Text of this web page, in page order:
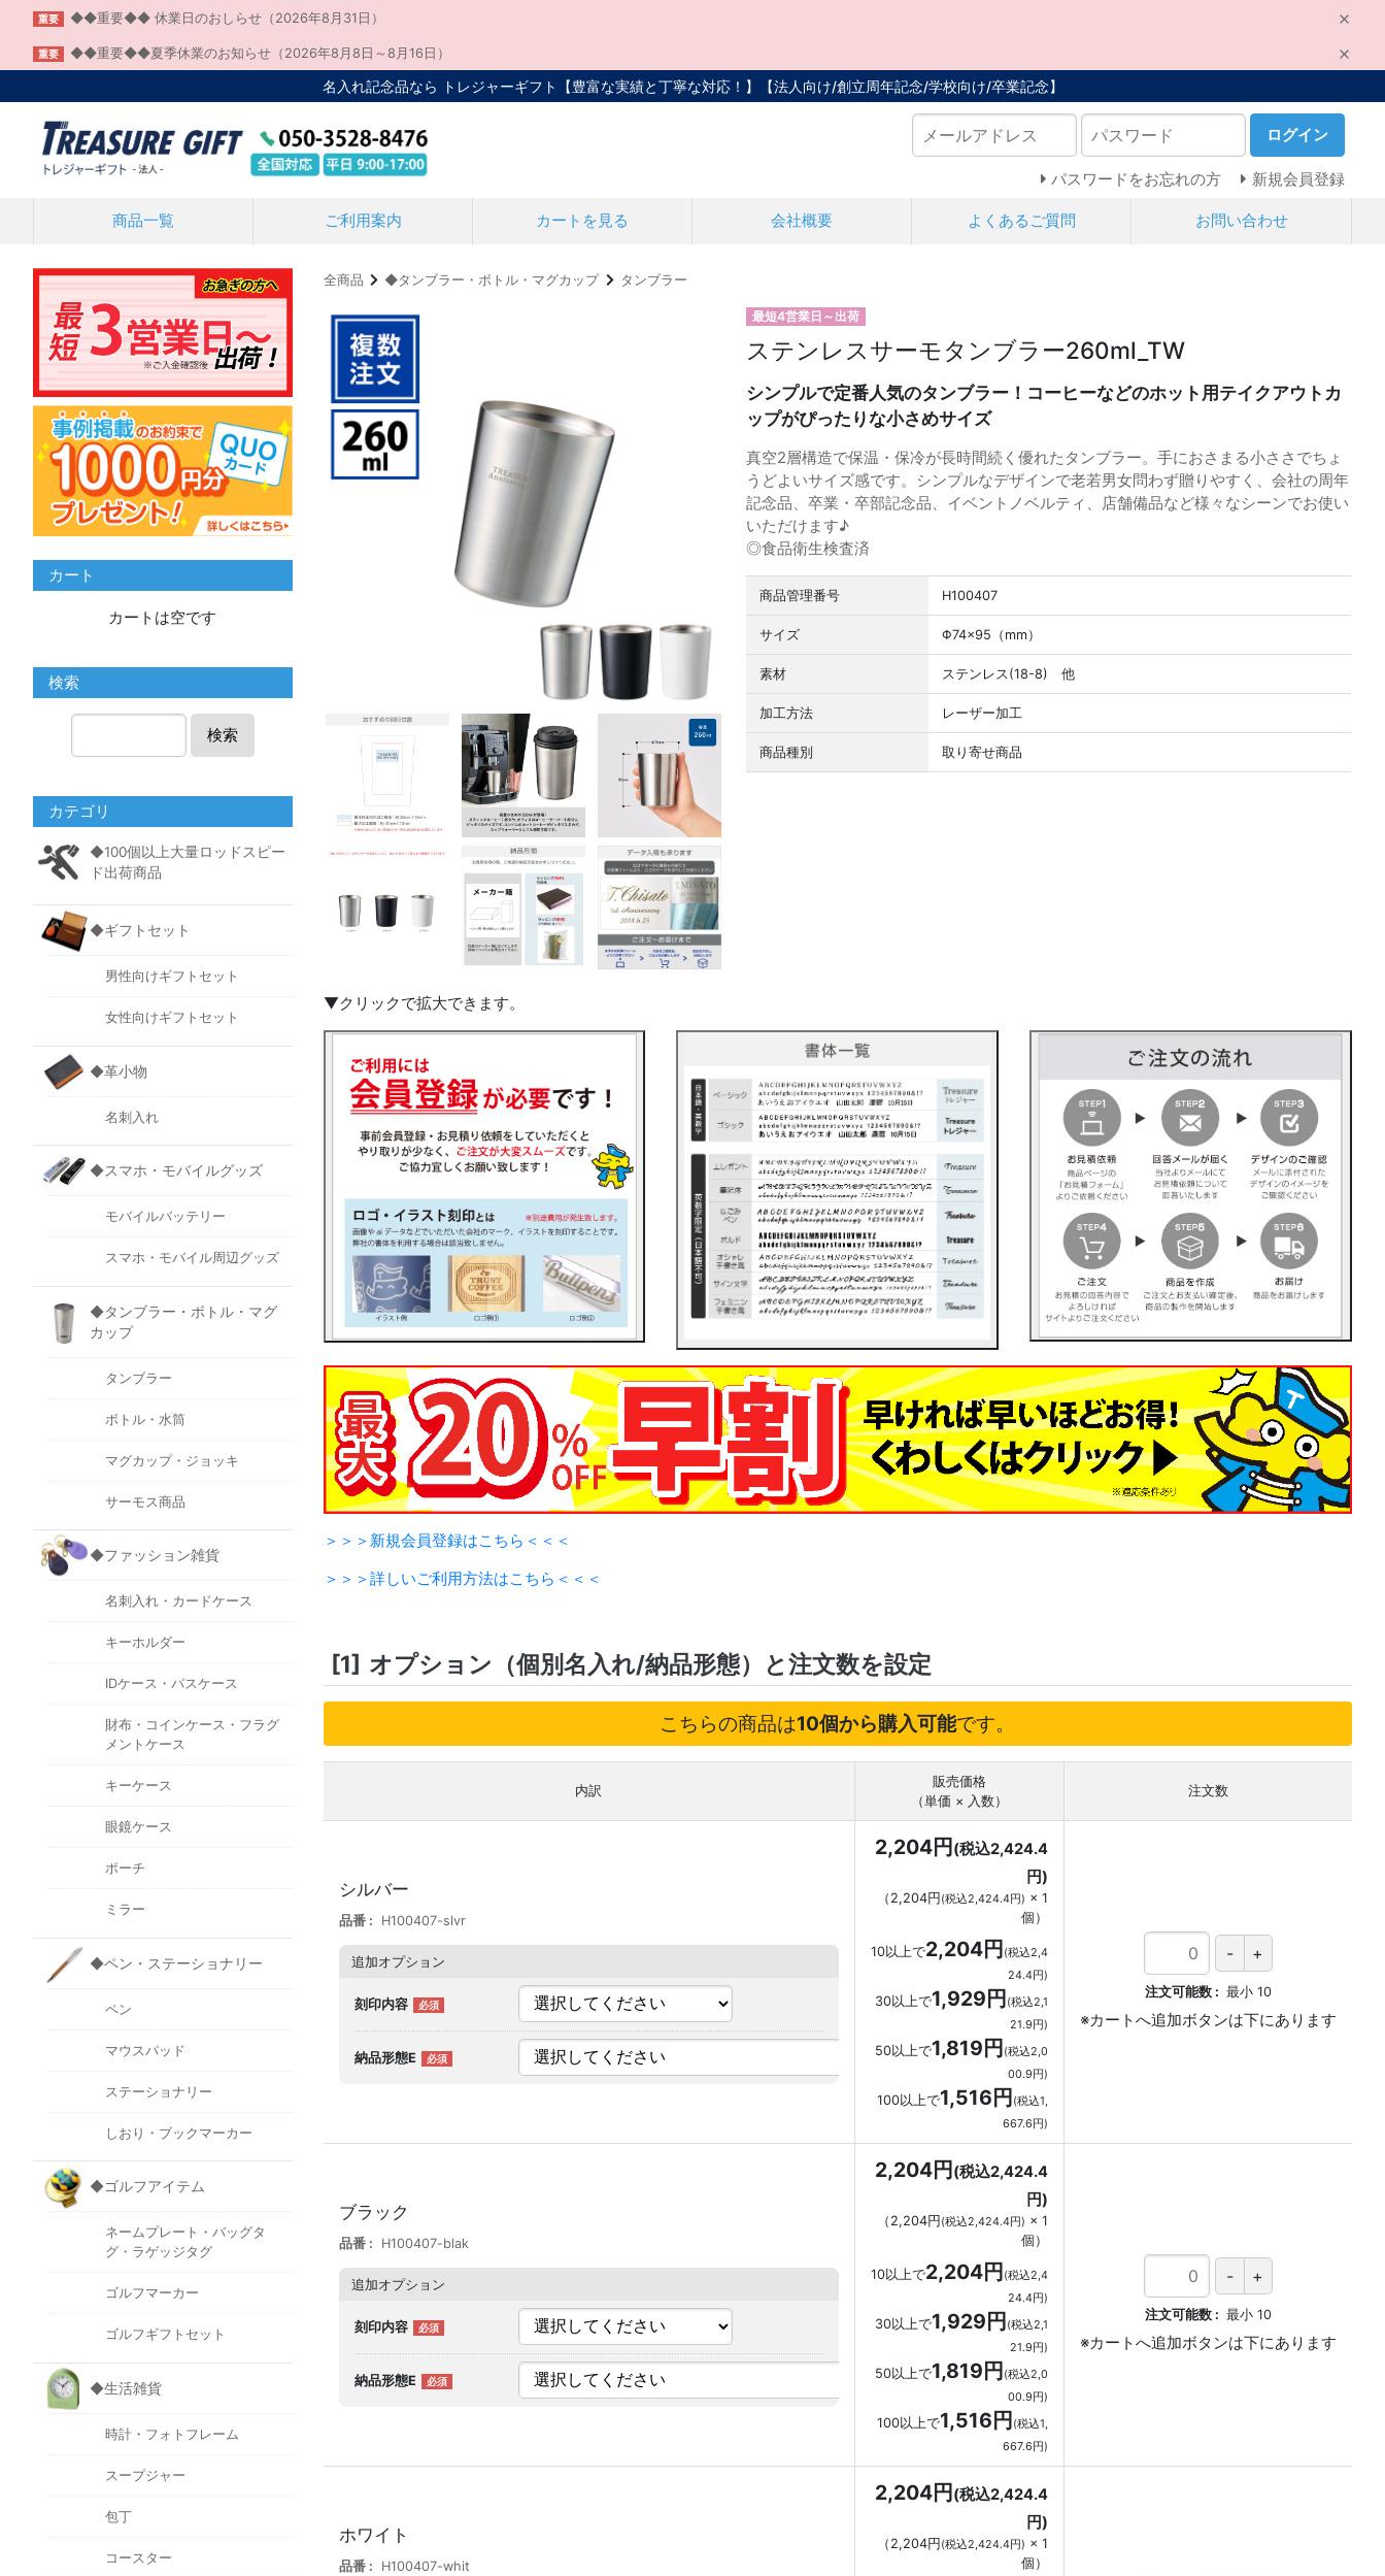
重要 ◆◆重要◆◆ 休業日のおしらせ（2026年8月31日）
重要 ◆◆重要◆◆夏季休業のお知らせ（2026年8月8日～8月16日）
名入れ記念品なら トレジャーギフト【豊富な実績と丁寧な対応！】 【法人向け/創立周年記念/学校向け/卒業記念】
ログイン
パスワードをお忘れの方 新規会員登録
商品一覧 ご利用案内 カートを見る 会社概要 よくあるご質問 お問い合わせ
全商品 ◆タンブラー・ボトル・マグカップ タンブラー
最短4営業日～出荷
ステンレスサーモタンブラー260ml_TW
シンプルで定番人気のタンブラー！コーヒーなどのホット用テイクアウトカ
ップがぴったりな小さめサイズ
真空2層構造で保温・保冷が長時間続く優れたタンブラー。手におさまる小ささでちょ
うどよいサイズ感です。シンプルなデザインで老若男女問わず贈りやすく、会社の周年
記念品、卒業・卒部記念品、イベントノベルティ、店舗備品など様々なシーンでお使い
いただけます♪
◎食品衛生検査済
商品管理番号 H100407
サイズ Φ74×95（mm）
素材 ステンレス(18-8) 他
加工方法 レーザー加工
商品種別 取り寄せ商品
▼クリックで拡大できます。
＞＞＞新規会員登録はこちら＜＜＜
＞＞＞詳しいご利用方法はこちら＜＜＜
[1] オプション（個別名入れ/納品形態）と注文数を設定
こちらの商品は10個から購入可能です。
内訳
販売価格
（単価 × 入数）
注文数
シルバー
品番 H100407-slvr
追加オプション
刻印内容
納品形態E
2,204円 (税込2,424.4
円)
（ 2,204円 (税込2,424.4円) × 1
個 ）
10以上で2,204円 (税込2,4
24.4円)
30以上で1,929円 (税込2,1
21.9円)
50以上で1,819円 (税込2,0
00.9円)
100以上で1,516円 (税込1,
667.6円)
注文可能数 最小 10
ブラック
品番 H100407-blak
追加オプション
刻印内容
納品形態E
2,204円 (税込2,424.4
円)
（ 2,204円 (税込2,424.4円) × 1
個 ）
10以上で2,204円 (税込2,4
24.4円)
30以上で1,929円 (税込2,1
21.9円)
50以上で1,819円 (税込2,0
00.9円)
100以上で1,516円 (税込1,
667.6円)
注文可能数 最小 10
ホワイト
品番 H100407-whit
2,204円 (税込2,424.4
円)
（ 2,204円 (税込2,424.4円) × 1
個 ）
カート
カートは空です
検索
検索
カテゴリ
◆100個以上大量ロッドスピー
ド出荷商品
◆ギフトセット
男性向けギフトセット
女性向けギフトセット
◆革小物
名刺入れ
◆スマホ・モバイルグッズ
モバイルバッテリー
スマホ・モバイル周辺グッズ
◆タンブラー・ボトル・マグ
カップ
タンブラー
ボトル・水筒
マグカップ・ジョッキ
サーモス商品
◆ファッション雑貨
名刺入れ・カードケース
キーホルダー
IDケース・パスケース
財布・コインケース・フラグ
メントケース
キーケース
眼鏡ケース
ポーチ
ミラー
◆ペン・ステーショナリー
ペン
マウスパッド
ステーショナリー
しおり・ブックマーカー
◆ゴルフアイテム
ネームプレート・バッグタ
グ・ラゲッジタグ
ゴルフマーカー
ゴルフギフトセット
◆生活雑貨
時計・フォトフレーム
スープジャー
包丁
コースター